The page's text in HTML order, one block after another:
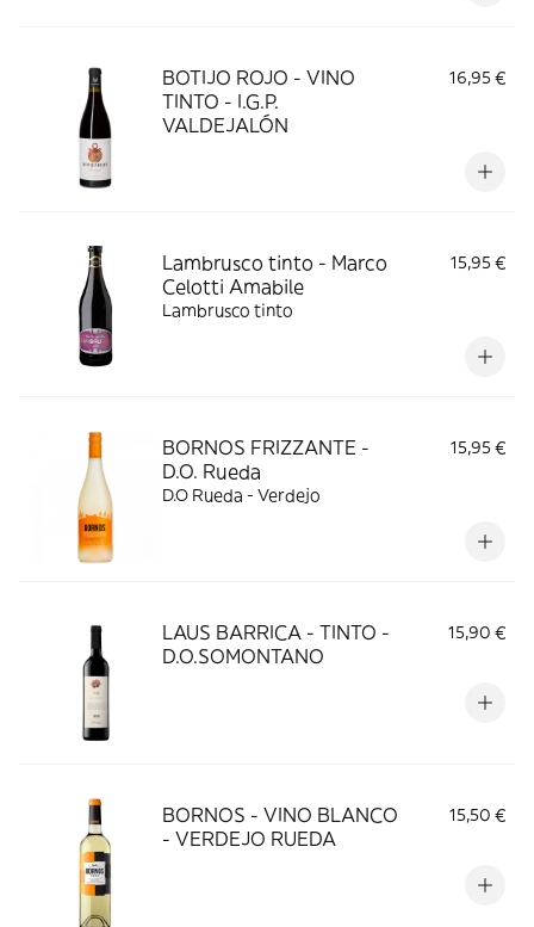
BOTIJO ROJO - VINO
TINTO - I.G.P.
VALDEJALÓN
16,95 €
Lambrusco tinto - Marco
Celotti Amabile
15,95 €
Lambrusco tinto
BORNOS FRIZZANTE -
D.O. Rueda
15,95 €
D.O Rueda - Verdejo
LAUS BARRICA - TINTO -
D.O.SOMONTANO
15,90 €
BORNOS - VINO BLANCO
- VERDEJO RUEDA
15,50 €